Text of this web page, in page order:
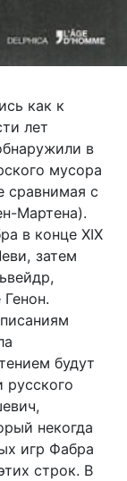
как к
лет
в
мусора
сравнимая с
Мартена).
в конце XIX
затем
будут
русского
некогда
игр Фабра
строк. В